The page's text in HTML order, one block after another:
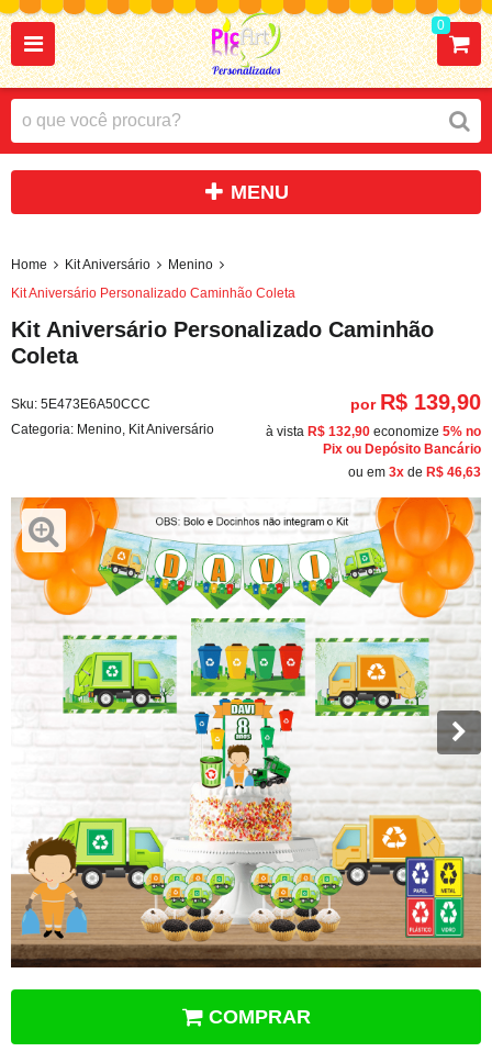
0
Home Kit Aniversário
Menino
Kit Aniversário Personalizado Caminhão Coleta
Kit Aniversário Personalizado Caminhão
Coleta
Sku: 5E473E6A50CCC
Categoria: Menino Kit Aniversário
por R$ 139,90
à vista R$ 132,90 economize 5% no
Pix ou Depósito Bancário
ou em 3x de R$ 46,63
COMPRAR